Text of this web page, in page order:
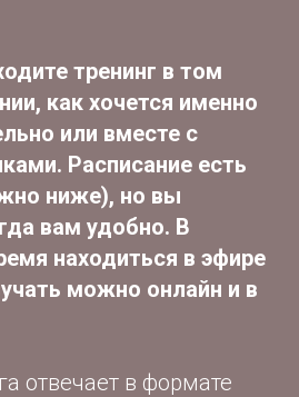
тренинг в том
как хочется именно
или вместе с
Расписание есть
ниже), но вы
вам удобно. В
находиться в эфире
можно онлайн и в
отвечает в формате